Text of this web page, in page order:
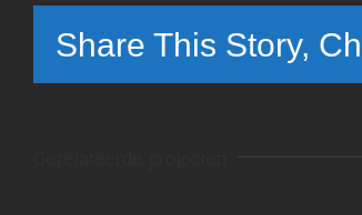
Share This Story,